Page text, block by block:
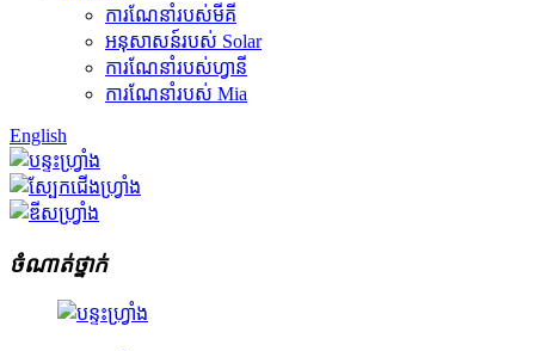
ការណែនាំរបស់មីគី
អនុសាសន៍របស់ Solar
ការណែនាំរបស់ហ្វានី
ការណែនាំរបស់ Mia
English
ចំណាត់ថ្នាក់